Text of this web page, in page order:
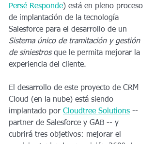
Persé Responde) está en pleno proceso
de implantación de la tecnología
Salesforce para el desarrollo de un
Sistema único de tramitación y gestión
de siniestros que le permita mejorar la
experiencia del cliente.
El desarrollo de este proyecto de CRM
Cloud (en la nube) está siendo
implantado por Cloudtree Solutions --
partner de Salesforce y GAB -- y
cubrirá tres objetivos: mejorar el